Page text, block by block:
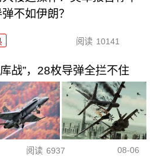
弹不如伊朗？
阅读 10141
战”，28枚导弹全拦不住
阅读 6937 08-06